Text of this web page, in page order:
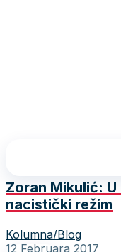
Zoran Mikulić:
nacistički režim
Kolumna/Blog
12 Februara 2017